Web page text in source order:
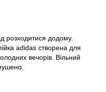
розходитися додому.
adidas створена для
вечорів. Вільний